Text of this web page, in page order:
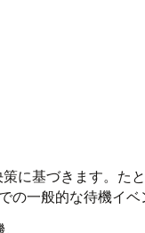
に基づきます。た
一般的な待機イベ